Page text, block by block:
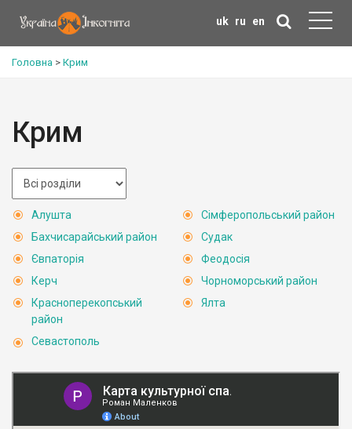
uk ru en
Головна > Крим
Крим
Алушта
Бахчисарайський район
Євпаторія
Керч
Красноперекопський
район
Севастополь
Сімферопольський район
Судак
Феодосія
Чорноморський район
Ялта